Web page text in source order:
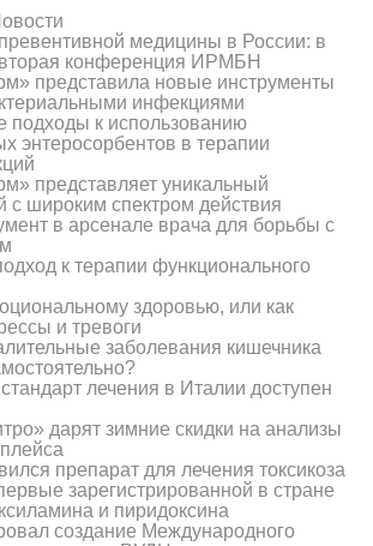
медицины в России: в
конференция ИРМБН
представила новые инструменты
инфекциями
подходы к использованию
энтеросорбентов в терапии
представляет уникальный
с широким спектром действия
в арсенале врача для борьбы с
к терапии функционального
здоровью, или как
и тревоги
заболевания кишечника
лечения в Италии доступен
дарят зимние скидки на анализы
препарат для лечения токсикоза
зарегистрированной в стране
и пиридоксина
создание Международного